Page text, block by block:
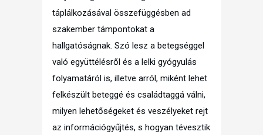
táplálkozásával összefüggésben ad
szakember támpontokat a
hallgatóságnak. Szó lesz a betegséggel
való együttélésről és a lelki gyógyulás
folyamatáról is, illetve arról, miként lehet
felkészült beteggé és családtaggá válni,
milyen lehetőségeket és veszélyeket rejt
az információgyűjtés, s hogyan tévesztik